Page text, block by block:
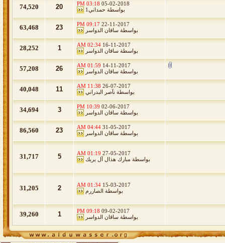
05-02-2018
03:18 PM
بواسطة حمداني1 20
74,520
22-11-2017
09:17 PM
بواسطة ساقان الدواسر 23
63,468
16-11-2017
02:34 AM
بواسطة ساقان الدواسر 1
28,252
14-11-2017
01:59 AM
بواسطة ساقان الدواسر 26
57,208
26-07-2017
11:38 AM
بواسطة نآصر البدراني 11
40,048
02-06-2017
10:39 PM
بواسطة ساقان الدواسر 3
34,694
31-05-2017
04:44 AM
بواسطة ساقان الدواسر 23
86,560
27-05-2017
01:19 AM
بواسطة مبارك هذال آل بريك 5
31,717
15-03-2017
01:34 AM
بواسطة الصاررم 2
31,205
09-02-2017
09:18 PM
بواسطة ساقان الدواسر 1
39,260